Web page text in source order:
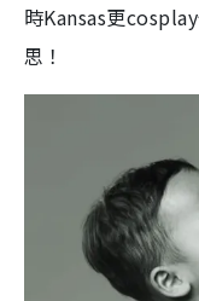
時Kansas更
思！